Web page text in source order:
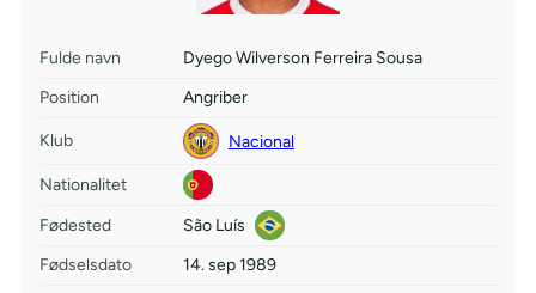
Fulde navn
Dyego Wilverson Ferreira Sousa
Position
Angriber
Klub Nacional
Nationalitet
Fødested
São Luís
Fødselsdato
14. sep 1989